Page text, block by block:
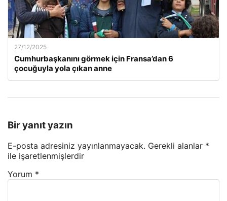
27/12/2025
Cumhurbaşkanını görmek için Fransa’dan 6
çocuğuyla yola çıkan anne
Bir yanıt yazın
E-posta adresiniz yayınlanmayacak. Gerekli alanlar *
ile işaretlenmişlerdir
Yorum *